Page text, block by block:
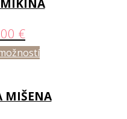
€
MIŠENA